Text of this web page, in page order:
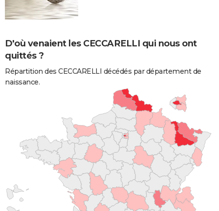
D'où venaient les CECCARELLI qui nous ont
quittés ?
Répartition des CECCARELLI décédés par département de
naissance.